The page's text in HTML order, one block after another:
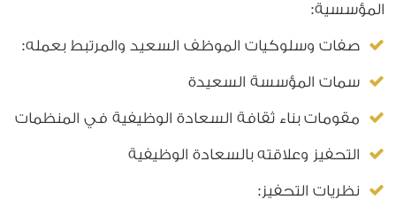
المؤسسية:
صفات وسلوكيات الموظف السعيد والمرتبط بعمله:
سمات المؤسسة السعيدة
مقومات بناء ثقافة السعادة الوظيفية في المنظمات
التحفيز وعلاقته بالسعادة الوظيفية
نظريات التحفيز: